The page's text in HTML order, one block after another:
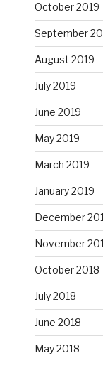
October 2019
September
August 2019
July 2019
June 2019
May 2019
March 2019
January 2019
December
November
October 2018
July 2018
June 2018
May 2018